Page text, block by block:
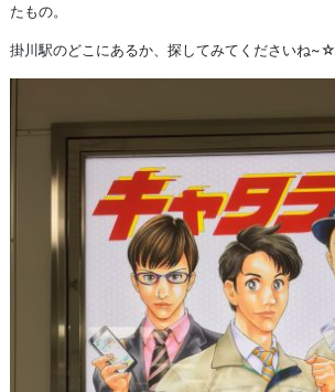
たもの。
掛川駅のどこにあるか、探してみてくださいね~☆